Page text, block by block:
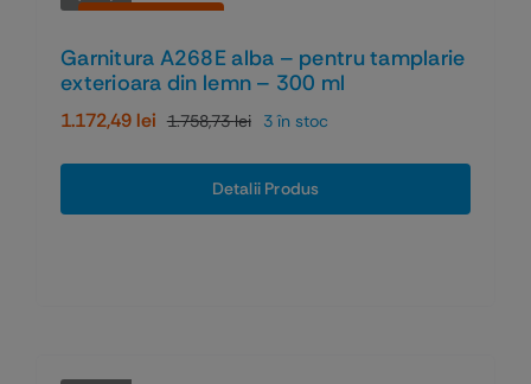
Garnitura A268E alba – pentru tamplarie
exterioara din lemn – 300 ml
1.758,73leiPrețul
inițial
a
fost:
1.172,49 lei
Prețul
curent
este:
1.172,49 lei.
3 în stoc
Detalii Produs